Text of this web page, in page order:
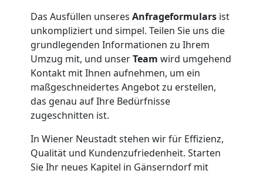
Das Ausfüllen unseres Anfrageformulars ist
unkompliziert und simpel. Teilen Sie uns die
grundlegenden Informationen zu Ihrem
Umzug mit, und unserTeam wird umgehend
Kontakt mit Ihnen aufnehmen, um ein
maßgeschneidertes Angebot zu erstellen,
das genau auf Ihre Bedürfnisse
zugeschnitten ist.
In Wiener Neustadt stehen wir für Effizienz,
Qualität und Kundenzufriedenheit. Starten
Sie Ihr neues Kapitel in Gänserndorf mit
Neustadt
Umzug
und
Lagerung
Wiener